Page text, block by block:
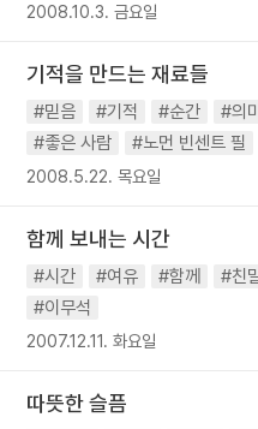
2008.10.3. 금요일
기적을 만드는 재료들
#믿음 #기적 #순간 #의미
#좋은 사람
#노먼 빈센트 필
2008.5.22. 목요일
함께 보내는 시간
#시간 #여유 #함께 #친
#이무석
2007.12.11. 화요일
따뜻한 슬픔